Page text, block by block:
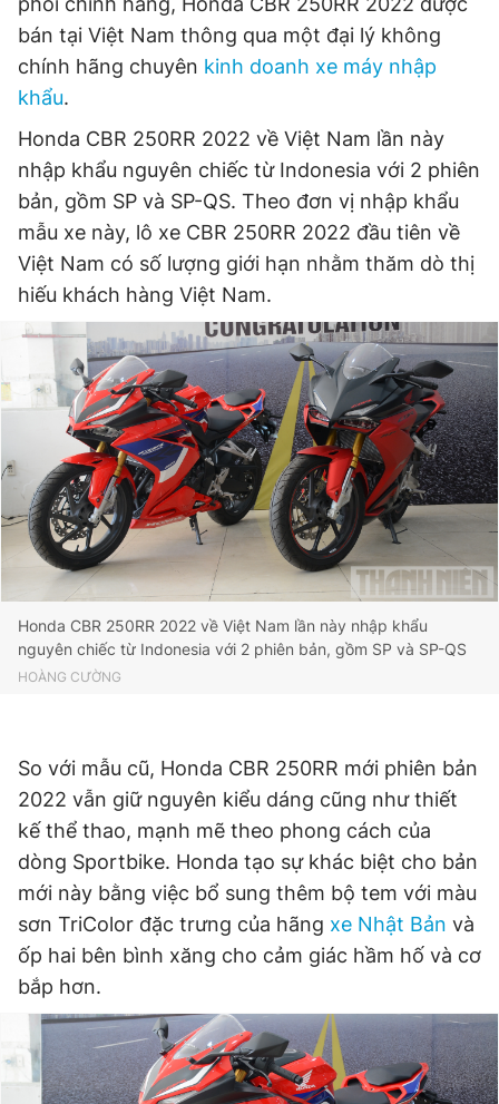
Tổng biên tập: Nguyễn Ngọc Toàn
Phó tổng biên tập thường trực: Hải Thành
Phó tổng biên tập: Lâm Hiếu Dũng
Phó tổng biên tập: Trần Việt Hưng
Tổng thư ký tòa soạn: Đức Trung
Giấy phép xuất bản số 110/GP - BTTTT cấp ngày 24.3.2020
© 2003-2026 Bản quyền thuộc về Báo Thanh Niên. Cấm sao
chép dưới mọi hình thức nếu không có sự chấp thuận bằng văn
bản. Phát triển bởi ePi Technologies, JSC.
bán tại Việt Nam thông qua một đại lý không
chính hãng chuyên kinh doanh xe máy nhập
khẩu.
Honda CBR 250RR 2022 về Việt Nam lần này
nhập khẩu nguyên chiếc từ Indonesia với 2 phiên
bản, gồm SP và SP-QS. Theo đơn vị nhập khẩu
mẫu xe này, lô xe CBR 250RR 2022 đầu tiên về
Việt Nam có số lượng giới hạn nhằm thăm dò thị
hiếu khách hàng Việt Nam.
Honda CBR 250RR 2022 về Việt Nam lần này nhập khẩu
nguyên chiếc từ Indonesia với 2 phiên bản, gồm SP và SP-QS
HOÀNG CƯỜNG
So với mẫu cũ, Honda CBR 250RR mới phiên bản
2022 vẫn giữ nguyên kiểu dáng cũng như thiết
kế thể thao, mạnh mẽ theo phong cách của
dòng Sportbike. Honda tạo sự khác biệt cho bản
mới này bằng việc bổ sung thêm bộ tem với màu
sơn TriColor đặc trưng của hãng xe Nhật Bản và
ốp hai bên bình xăng cho cảm giác hầm hố và cơ
bắp hơn.